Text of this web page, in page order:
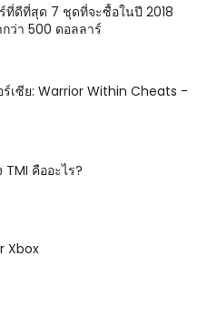
ที่ดีที่สุด 7 ชุดที่จะซื้อในปี 2018
ว่า 500 ดอลลาร์
ร์เซีย: Warrior Within Cheats -
คืออะไร?
Xbox